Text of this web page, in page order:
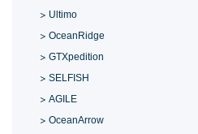
Ultimo
OceanRidge
GTXpedition
SELFISH
AGILE
OceanArrow